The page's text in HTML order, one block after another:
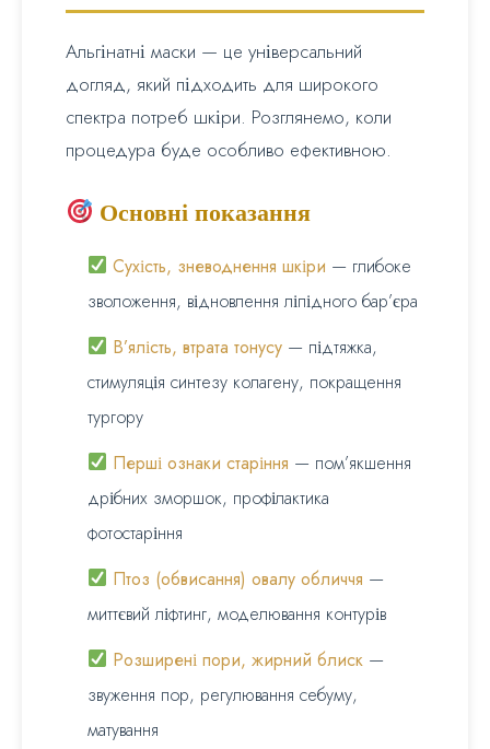
Альгінатні маски — це універсальний
догляд, який підходить для широкого
спектра потреб шкіри. Розглянемо, коли
процедура буде особливо ефективною.
Основні показання
Сухість, зневоднення шкіри — глибоке
зволоження, відновлення ліпідного бар’єра
В’ялість, втрата тонусу — підтяжка,
стимуляція синтезу колагену, покращення
тургору
Перші ознаки старіння — пом’якшення
дрібних зморшок, профілактика
фотостаріння
Птоз (обвисання) овалу обличчя —
миттєвий ліфтинг, моделювання контурів
Розширені пори, жирний блиск —
звуження пор, регулювання себуму,
матування